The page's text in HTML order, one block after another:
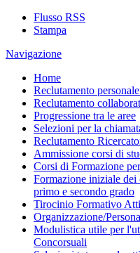
Flusso RSS
Stampa
Navigazione
Home
Reclutamento
Reclutamento
Progressione tra le aree
Selezioni per la
Reclutamento
Ammissione corsi di
Corsi di Formazione
Formazione iniziale dei
primo e secondo grado
Tirocinio Formativo
Organizzazione/
Modulistica utile per
Concorsuali